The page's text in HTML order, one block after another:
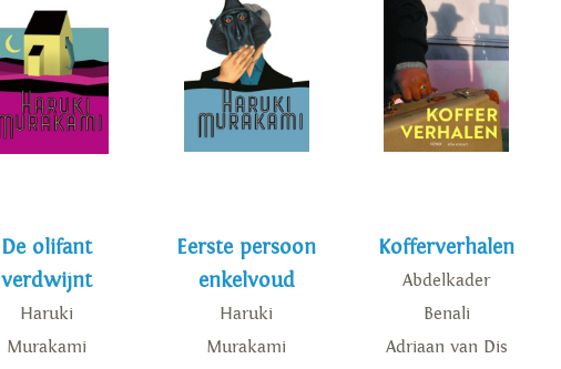
De olifant
verdwijnt
Haruki
Murakami
Eerste persoon
enkelvoud
Haruki
Murakami
Kofferverhalen
Abdelkader
Benali
Adriaan van Dis